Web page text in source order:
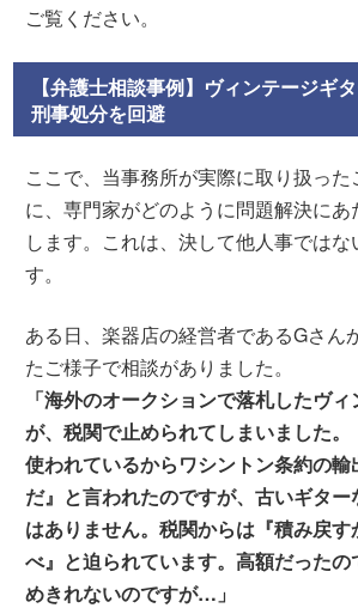
ご覧ください。
【弁護士相談事例】ヴィンテージギ
刑事処分を回避
ここで、当事務所が実際に取り扱った
に、専門家がどのように問題解決に
します。これは、決して他人事では
す。
ある日、楽器店の経営者であるGさん
たご様子で相談がありました。
「海外のオークションで落札したヴ
が、税関で止められてしまいました
使われているからワシントン条約の
だ』と言われたのですが、古いギタ
はありません。税関からは『積み戻
べ』と迫られています。高額だった
めきれないのですが…」